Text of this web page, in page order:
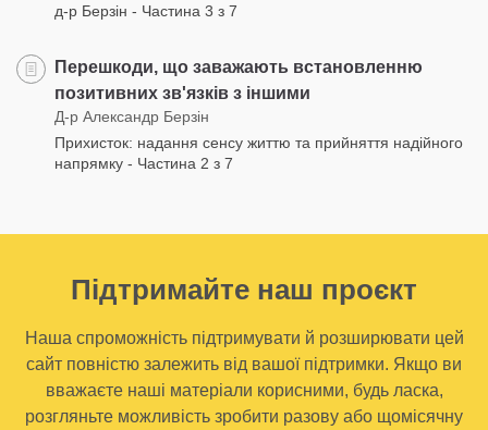
д-р Берзін - Частина 3 з 7
Перешкоди, що заважають встановленню
позитивних зв'язків з іншими
Д-р Александр Берзін
Прихисток: надання сенсу життю та прийняття надійного
напрямку - Частина 2 з 7
Підтримайте наш проєкт
Наша спроможність підтримувати й розширювати цей
сайт повністю залежить від вашої підтримки. Якщо ви
вважаєте наші матеріали корисними, будь ласка,
розгляньте можливість зробити разову або щомісячну